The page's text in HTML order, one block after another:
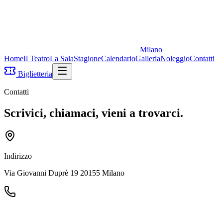
Milano
HomeIl TeatroLa SalaStagioneCalendarioGalleriaNoleggioContatti
Biglietteria
Contatti
Scrivici, chiamaci, vieni a trovarci.
Indirizzo
Via Giovanni Duprè 19 20155 Milano